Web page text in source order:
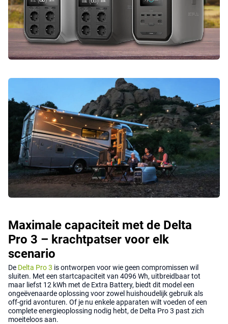
Maximale capaciteit met de Delta
Pro 3 – krachtpatser voor elk
scenario
De Delta Pro 3 is ontworpen voor wie geen compromissen wil
sluiten. Met een startcapaciteit van 4096 Wh, uitbreidbaar tot
maar liefst 12 kWh met de Extra Battery, biedt dit model een
ongeëvenaarde oplossing voor zowel huishoudelijk gebruik als
off-grid avonturen. Of je nu enkele apparaten wilt voeden of een
complete energieoplossing nodig hebt, de Delta Pro 3 past zich
moeiteloos aan.